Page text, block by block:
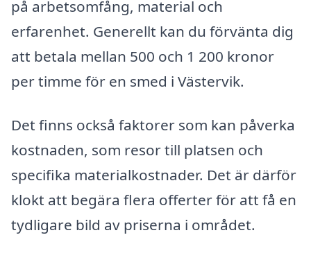
på arbetsomfång, material och
erfarenhet. Generellt kan du förvänta dig
att betala mellan 500 och 1 200 kronor
per timme för en smed i Västervik.
Det finns också faktorer som kan påverka
kostnaden, som resor till platsen och
specifika materialkostnader. Det är därför
klokt att begära flera offerter för att få en
tydligare bild av priserna i området.